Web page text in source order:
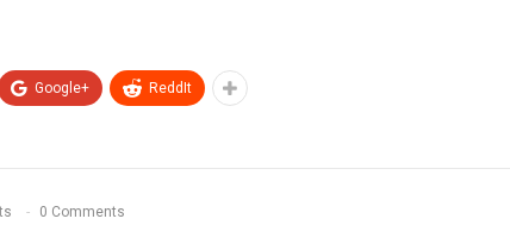
Google+ ReddIt
0 Comments